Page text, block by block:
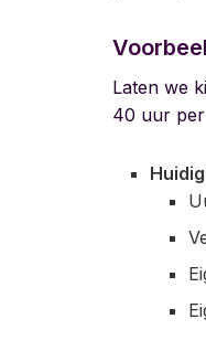
Laten we
40 uur per